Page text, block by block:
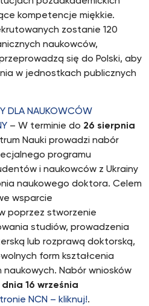
kompetencje miękkie.
zostanie 120
naukowców,
się do Polski, aby
w jednostkach publicznych
DLA NAUKOWCÓW
– W terminie do 26 sierpnia
Nauki prowadzi nabór
programu
i naukowców z Ukrainy
naukowego doktora. Celem
wsparcie
poprzez stworzenie
studiów, prowadzenia
lub rozprawą doktorską,
form kształcenia
Nabór wniosków
dnia 16 września
NCN – kliknuj!.